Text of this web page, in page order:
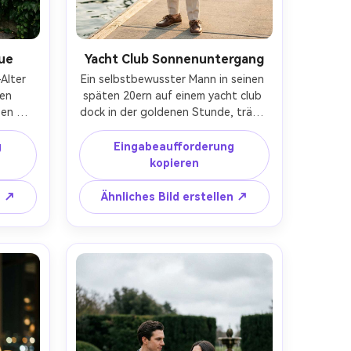
Alter
hält
AR
↗
Yacht Club Sonnenuntergang
Ein selbstbewusster Mann in seinen
späten 20ern auf einem yacht club
dock in der goldenen Stunde, trägt
ein weißes Leinenhemd, einen
marineblauen blazer über den
Schultern drapiert, eine
maßgeschneiderte beige Hose,
Bootsschuhe, subtiler wind im Haar,
Segelboote und ruhiges Wasser
bokeh hinten, aufgenommen auf
Sony A1, 85mm f/1.4, Taille-up-
fotorealistisch, saubere highlights,
zurückhaltende Luxus-Atmosphäre-
AR 4:5
Eingabeaufforderung
kopieren
Ähnliches Bild erstellen ↗